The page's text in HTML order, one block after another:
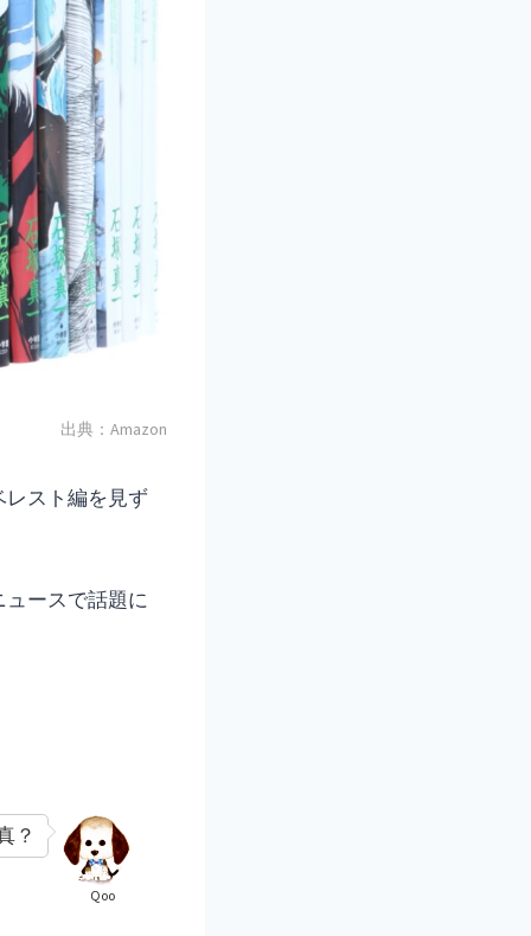
出典：Amazon
スト編を見ず
ースで話題に
Qoo
？